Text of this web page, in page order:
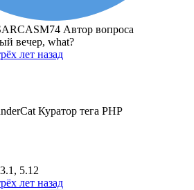
Автор вопроса
вечер, what?
лет назад
Куратор тега PHP
5.12
лет назад